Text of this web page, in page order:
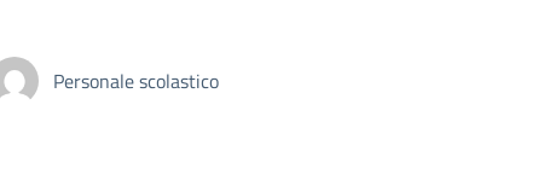
Personale scolastico